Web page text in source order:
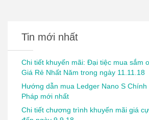
Tin mới nhất
Chi tiết khuyến mãi: Đại tiệc mua sắm
Giá Rẻ Nhất Năm trong ngày 11.11.18
Hướng dẫn mua Ledger Nano S
Pháp mới nhất
Chi tiết chương trình khuyến mãi giá